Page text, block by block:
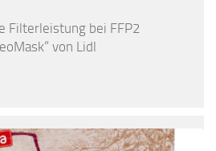
Filterleistung bei FFP2
von Lidl